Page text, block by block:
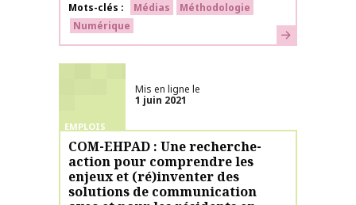
Mots-clés
Médias
Méthodologie
Numérique
En savoir plus
EMPLOIS
Mis en ligne le
1 juin 2021
COM-EHPAD : Une recherche-
action pour comprendre les
enjeux et (ré)inventer des
solutions de communication